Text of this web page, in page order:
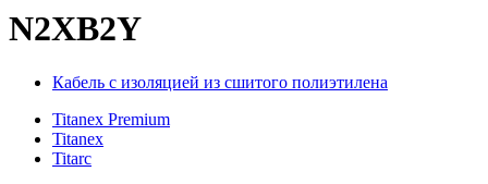
N2XB2Y
Кабель с изоляцией из сшитого полиэтилена
Titanex Premium
Titanex
Titarc